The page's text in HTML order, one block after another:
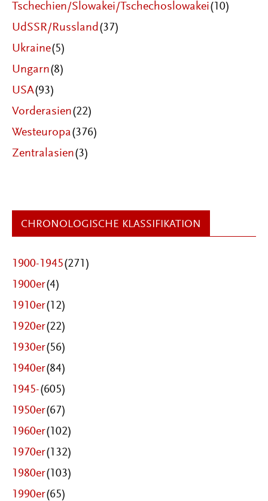
Tschechien/Slowakei/Tschechoslowakei(10)
UdSSR/Russland(37)
Ukraine(5)
Ungarn(8)
USA(93)
Vorderasien(22)
Westeuropa(376)
Zentralasien(3)
CHRONOLOGISCHE KLASSIFIKATION
1900-1945(271)
1900er(4)
1910er(12)
1920er(22)
1930er(56)
1940er(84)
1945-(605)
1950er(67)
1960er(102)
1970er(132)
1980er(103)
1990er(65)